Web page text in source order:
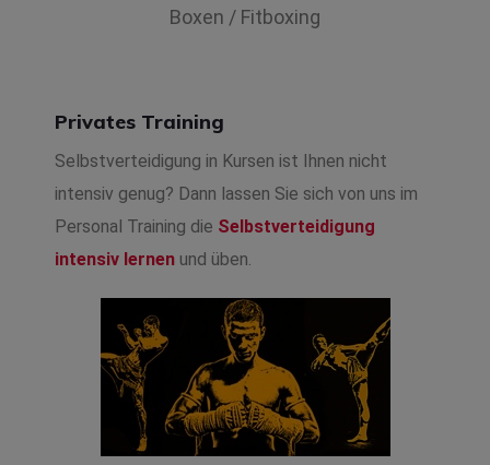
Boxen / Fitboxing
Privates Training
Selbstverteidigung in Kursen ist Ihnen nicht
intensiv genug? Dann lassen Sie sich von uns im
Personal Training die Selbstverteidigung
intensiv lernen und üben.